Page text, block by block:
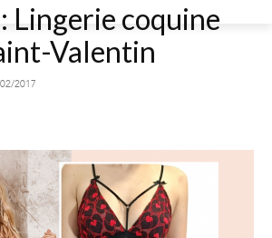
Lingerie coquine
Valentin
2017